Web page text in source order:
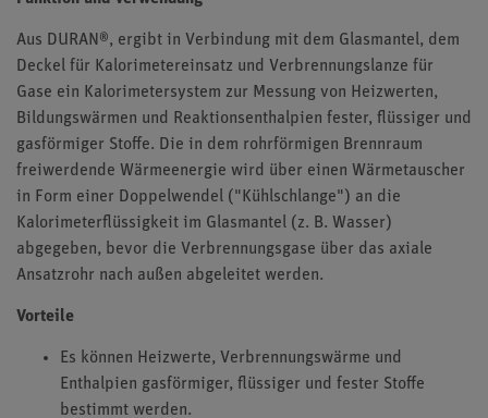
Aus DURAN®, ergibt in Verbindung mit dem Glasmantel, dem
Deckel für Kalorimetereinsatz und Verbrennungslanze für
Gase ein Kalorimetersystem zur Messung von Heizwerten,
Bildungswärmen und Reaktionsenthalpien fester, flüssiger und
gasförmiger Stoffe. Die in dem rohrförmigen Brennraum
freiwerdende Wärmeenergie wird über einen Wärmetauscher
in Form einer Doppelwendel ("Kühlschlange") an die
Kalorimeterflüssigkeit im Glasmantel (z. B. Wasser)
abgegeben, bevor die Verbrennungsgase über das axiale
Ansatzrohr nach außen abgeleitet werden.
Vorteile
Es können Heizwerte, Verbrennungswärme und
Enthalpien gasförmiger, flüssiger und fester Stoffe
bestimmt werden.